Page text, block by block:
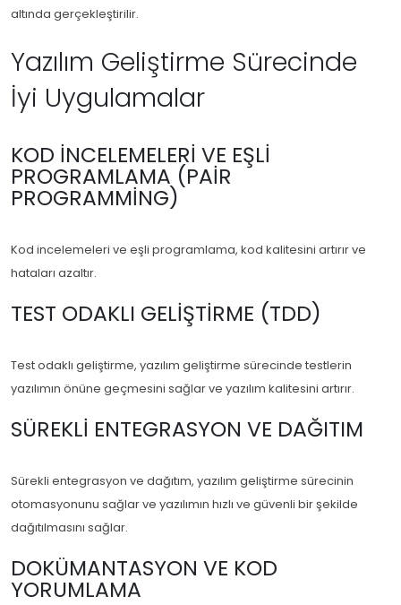
altında gerçekleştirilir.
Yazılım Geliştirme Sürecinde
İyi Uygulamalar
KOD İNCELEMELERI VE EŞLI
PROGRAMLAMA (PAIR
PROGRAMMING)
Kod incelemeleri ve eşli programlama, kod kalitesini artırır ve
hataları azaltır.
TEST ODAKLI GELIŞTIRME (TDD)
Test odaklı geliştirme, yazılım geliştirme sürecinde testlerin
yazılımın önüne geçmesini sağlar ve yazılım kalitesini artırır.
SÜREKLI ENTEGRASYON VE DAĞITIM
Sürekli entegrasyon ve dağıtım, yazılım geliştirme sürecinin
otomasyonunu sağlar ve yazılımın hızlı ve güvenli bir şekilde
dağıtılmasını sağlar.
DOKÜMANTASYON VE KOD
YORUMLAMA